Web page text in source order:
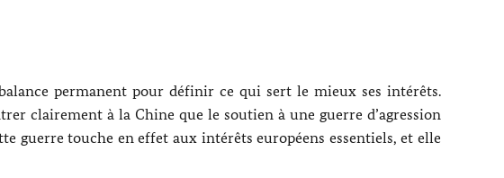
permanent pour définir ce qui sert le mieux ses intérêts.
clairement à la Chine que le soutien à une guerre d’agression
guerre touche en effet aux intérêts européens essentiels, et elle